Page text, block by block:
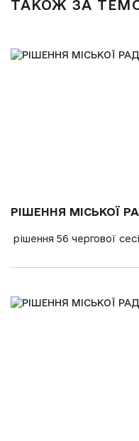
ТАКОЖ ЗА
РІШЕННЯ МІСЬКОЇ
рішення 56 чергової